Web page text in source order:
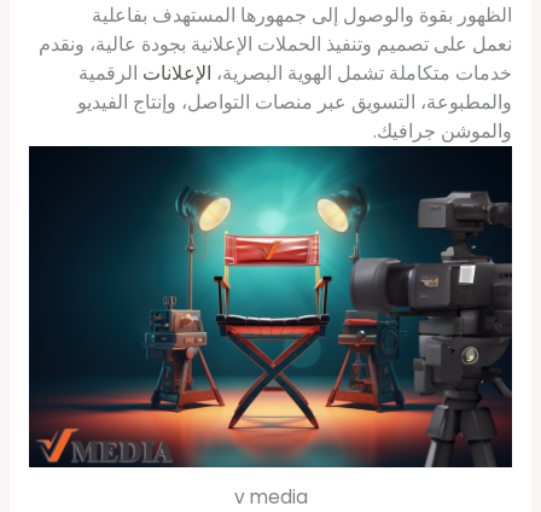
الظهور بقوة والوصول إلى جمهورها المستهدف بفاعلية
نعمل على تصميم وتنفيذ الحملات الإعلانية بجودة عالية، ونقدم
خدمات متكاملة تشمل الهوية البصرية، الإعلانات الرقمية
والمطبوعة، التسويق عبر منصات التواصل، وإنتاج الفيديو
والموشن جرافيك.
v media